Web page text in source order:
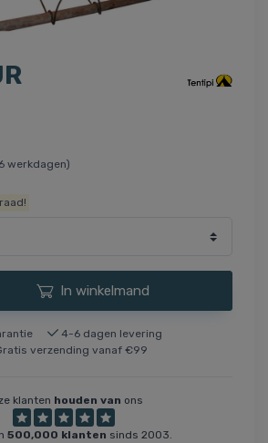
werkdagen)
In winkelmand
4-6 dagen levering
verzending vanaf €99
klanten houden van ons
500,000 klanten sinds 2003.